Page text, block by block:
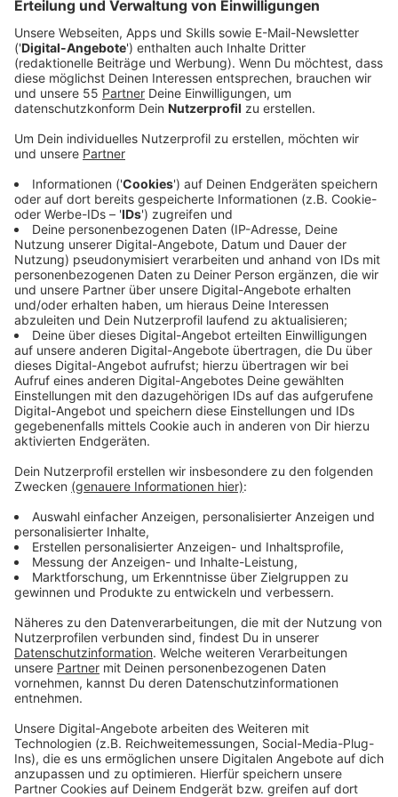
Freie Impfdosen in Mönchengladbach
Anzeige
Onkologie Dr. Sellmann, Dr. Bartels impfen lassen -
wenn Ihr älter als 30 Jahre seid. Hier alles, was Ihr
wissen müsst:
Datum und Uhrzeit:
Bis 14:00 Uhr
Adresse:
Dünner Str. 214 - 216
41066 Mönchengladbach
Die Praxis befindet sich im Krankenhaus Neuwerk, 2
Etage. Zutritt über den Seiteneingang
(Liebfrauenstraße Höhe der Hausnummer 44), große
Hofeinfahrt führt zum Seiteneingang des
Impfstoff:
Hinweise: